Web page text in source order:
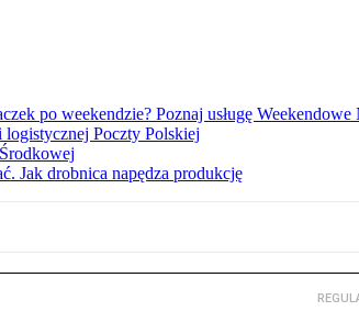
po weekendzie? Poznaj usługę
logistycznej Poczty Polskiej
Jak drobnica napędza produkcję